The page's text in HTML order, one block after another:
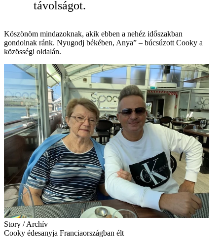
távolságot.
Köszönöm mindazoknak, akik ebben a nehéz időszakban
gondolnak ránk. Nyugodj békében, Anya” – búcsúzott Cooky a
közösségi oldalán.
Story / Archív
Cooky édesanyja Franciaországban élt